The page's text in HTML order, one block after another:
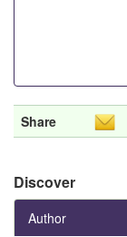
Share
Discover
Author